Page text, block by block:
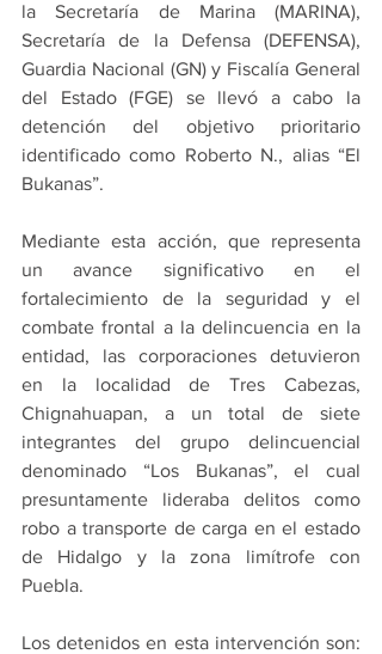
la Secretaría de Marina (MARINA),
Secretaría de la Defensa (DEFENSA),
Guardia Nacional (GN) y Fiscalía General
del Estado (FGE) se llevó a cabo la
detención del objetivo prioritario
identificado como Roberto N., alias “El
Bukanas”.
Mediante esta acción, que representa
un avance significativo en el
fortalecimiento de la seguridad y el
combate frontal a la delincuencia en la
entidad, las corporaciones detuvieron
en la localidad de Tres Cabezas,
Chignahuapan, a un total de siete
integrantes del grupo delincuencial
denominado “Los Bukanas”, el cual
presuntamente lideraba delitos como
robo a transporte de carga en el estado
de Hidalgo y la zona limítrofe con
Puebla.
Los detenidos en esta intervención son: